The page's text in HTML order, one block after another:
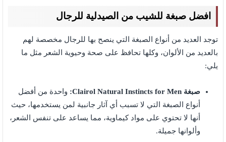
افضل صبغة للشيب من الصيدلية للرجال
توجد العديد من أنواع الصبغة التي ينصح بها للرجال مخصصة لهم
بالعديد من الألوان، وكلها تحافظ على صحة وحيوية الشعر مثل ما
يلي:
صبغة Clairol Natural Instincts for Men:
واحدة من أفضل
أنواع الصبغة التي لا تسبب أي آثار جانبية لمن يستخدمها، حيث
أنها لا تحتوي على مواد كيماوية، مما يساعد على تنفس الشعر،
وألوانها جميلة.